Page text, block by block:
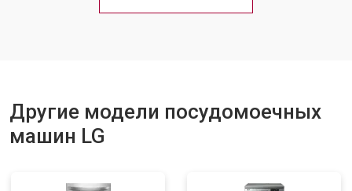
Ремонт теплообменника от 2000 ₽
Ремонт или замена системы защиты
от протечек
от 1800 ₽ Заказать
Ремонт или замена пружины дверцы
Другие модели посудомоечных
машин LG